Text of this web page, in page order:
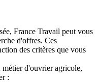
France Travail peut vous
d'offres. Ces
des critères que vous
métier d'ouvrier agricole,
: